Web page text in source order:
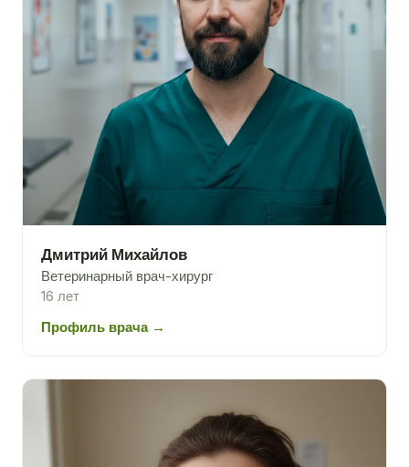
Дмитрий Михайлов
Ветеринарный врач-хирург
16 лет
Профиль врача →